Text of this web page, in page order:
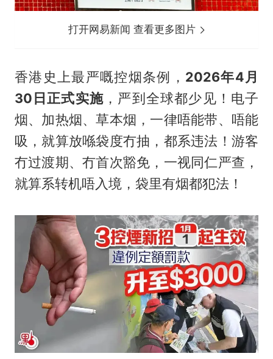
打开网易新闻 查看更多图片
香港史上最严嘅控烟条例， 2026年4月
30日正式实施 ，严到全球都少见！电子
烟、加热烟、草本烟，一律唔能带、唔能
吸，就算放喺袋度冇抽，都系违法！游客
冇过渡期、冇首次豁免，一视同仁严查，
就算系转机唔入境，袋里有烟都犯法！